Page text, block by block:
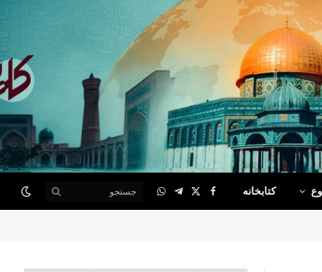
کتابخانه Facebook
X
(Twitter)
Telegram
WhatsApp